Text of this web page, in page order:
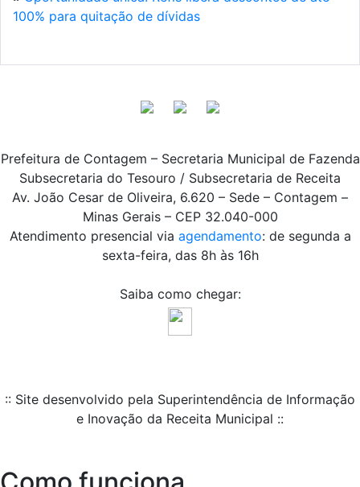
100% para quitação de dívidas
Prefeitura de Contagem – Secretaria Municipal de Fazenda
Subsecretaria do Tesouro / Subsecretaria de Receita
Av. João Cesar de Oliveira, 6.620 – Sede – Contagem –
Minas Gerais – CEP 32.040-000
Atendimento presencial via agendamento: de segunda a
sexta-feira, das 8h às 16h
Saiba como chegar:
:: Site desenvolvido pela Superintendência de Informação
e Inovação da Receita Municipal ::